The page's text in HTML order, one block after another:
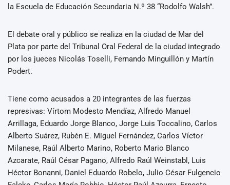
la Escuela de Educación Secundaria N.º 38 “Rodolfo Walsh”.
El debate oral y público se realiza en la ciudad de Mar del
Plata por parte del Tribunal Oral Federal de la ciudad integrado
por los jueces Nicolás Toselli, Fernando Minguillón y Martín
Podert.
Tiene como acusados a 20 integrantes de las fuerzas
represivas: Vírtom Modesto Mendíaz, Alfredo Manuel
Arrillaga, Eduardo Jorge Blanco, Jorge Luis Toccalino, Carlos
Alberto Suárez, Rubén E. Miguel Fernández, Carlos Víctor
Milanese, Raúl Alberto Marino, Roberto Mario Blanco
Azcarate, Raúl César Pagano, Alfredo Raúl Weinstabl, Luis
Héctor Bonanni, Daniel Eduardo Robelo, Julio César Fulgencio